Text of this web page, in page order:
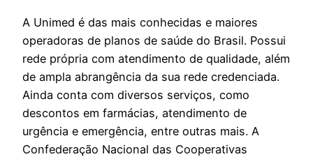
A Unimed é das mais conhecidas e maiores
operadoras de planos de saúde do Brasil. Possui
rede própria com atendimento de qualidade, além
de ampla abrangência da sua rede credenciada.
Ainda conta com diversos serviços, como
descontos em farmácias, atendimento de
urgência e emergência, entre outras mais. A
Confederação Nacional das Cooperativas